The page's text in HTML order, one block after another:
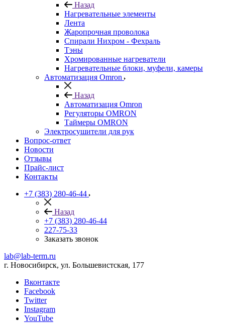
Назад
Нагревательные элементы
Лента
Жаропрочная проволока
Спирали Нихром - Фехраль
Тэны
Хромированные нагреватели
Нагревательные блоки, муфели, камеры
Автоматизация Omron
Назад
Автоматизация Omron
Регуляторы OMRON
Таймеры OMRON
Электросушители для рук
Вопрос-ответ
Новости
Отзывы
Прайс-лист
Контакты
+7 (383) 280-46-44
Назад
+7 (383) 280-46-44
227-75-33
Заказать звонок
lab@lab-term.ru
г. Новосибирск, ул. Большевистская, 177
Вконтакте
Facebook
Twitter
Instagram
YouTube